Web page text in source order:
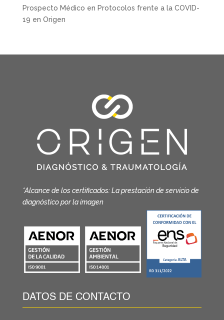
Prospecto Médico en Protocolos frente a la COVID-
19 en Origen
*Alcance de los certificados: La prestación de servicio de
diagnóstico por la imagen
DATOS DE CONTACTO